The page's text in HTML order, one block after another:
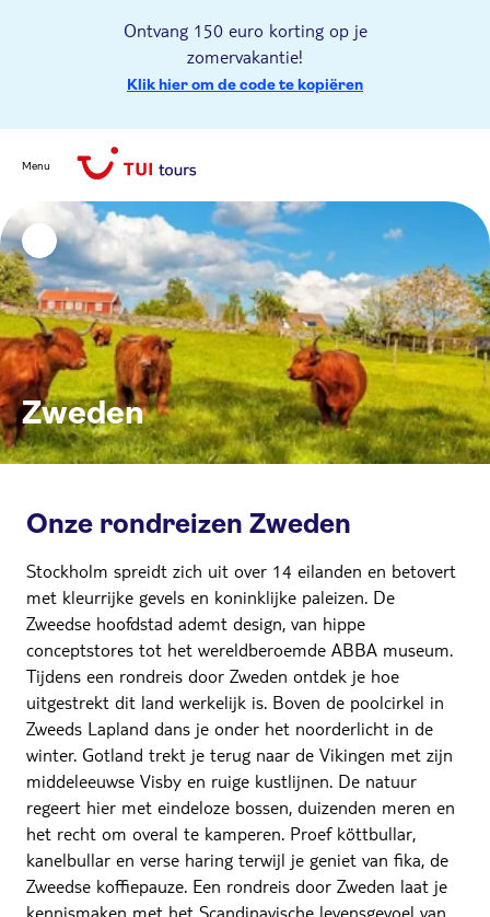
Ontvang 150 euro korting op je
zomervakantie!
Klik hier om de code te kopiëren
Menu
Zweden
Onze rondreizen Zweden
Stockholm spreidt zich uit over 14 eilanden en betovert
met kleurrijke gevels en koninklijke paleizen. De
Zweedse hoofdstad ademt design, van hippe
conceptstores tot het wereldberoemde ABBA museum.
Tijdens een rondreis door Zweden ontdek je hoe
uitgestrekt dit land werkelijk is. Boven de poolcirkel in
Zweeds Lapland dans je onder het noorderlicht in de
winter. Gotland trekt je terug naar de Vikingen met zijn
middeleeuwse Visby en ruige kustlijnen. De natuur
regeert hier met eindeloze bossen, duizenden meren en
het recht om overal te kamperen. Proef köttbullar,
kanelbullar en verse haring terwijl je geniet van fika, de
Zweedse koffiepauze. Een rondreis door Zweden laat je
kennismaken met het Scandinavische levensgevoel van